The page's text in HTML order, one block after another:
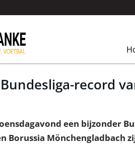
record
een bijzonder
Borussia Mönchengladbach